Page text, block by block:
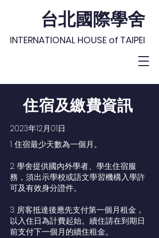
台北國際學舍
INTERNATIONAL HOUSE of TAIPEI
住宿及繳費資訊
2023年12月01日
1. 住宿最少天數為一個月。
2. 學舍提供國內外學者、學生住宿服
務，須出示學校或語文學習機構入學許
可及有效身分證件。
3. 房客抵達後應先支付第一個月租金，
以入住日為計費起始。續住請在到期日
前支付下一個月的續住租金。